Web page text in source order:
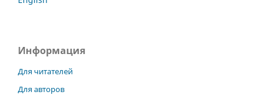
Информация
Для читателей
Для авторов